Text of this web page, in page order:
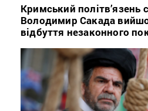
Кримський політв’язень
Володимир Сакада
відбуття незаконного